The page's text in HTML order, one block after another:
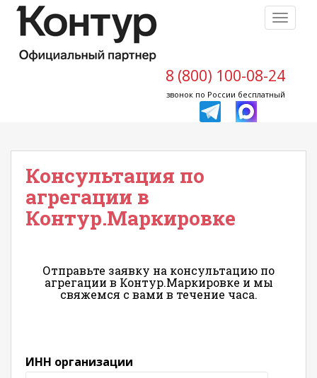
8 (800) 100-08-24
звонок по России бесплатный
Консультация по
агрегации в
Контур.Маркировке
Отправьте заявку на консультацию по
агрегации в Контур.Маркировке и мы
свяжемся с вами в течение часа.
ИНН организации